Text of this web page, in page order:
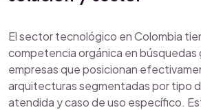
El sector tecnológico en Colombia
competencia orgánica en búsquedas
empresas que posicionan
arquitecturas segmentadas por tipo
atendida y caso de uso específico.